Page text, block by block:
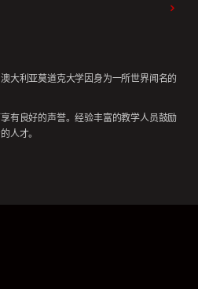
大利亚莫道克大学因身为一所世界闻名的
有良好的声誉。经验丰富的教学人员鼓励
人才。